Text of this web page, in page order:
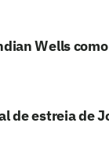
Wells
de estreia de